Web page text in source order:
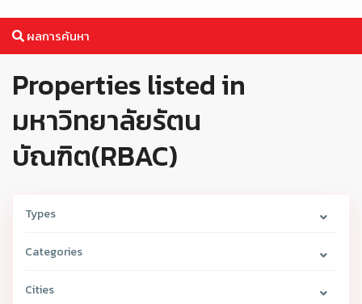
ผลการค้นหา
Properties listed in
มหาวิทยาลัยรัตน
บัณฑิต(RBAC)
Types
Categories
Cities